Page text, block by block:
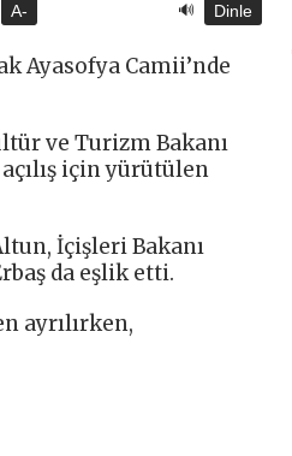
A- 🔊 Dinle
Ayasofya Camii’nde
ve Turizm Bakanı
için yürütülen
İçişleri Bakanı
da eşlik etti.
ayrılırken,